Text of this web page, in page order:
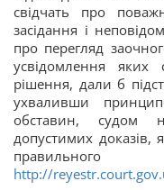
свідчать про
засідання і
про перегляд
усвідомлення яких
рішення, дали б
ухваливши
обставин, судом
допустимих доказів,
правильного
http://